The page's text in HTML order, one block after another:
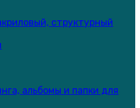
структурный
альбомы и папки для